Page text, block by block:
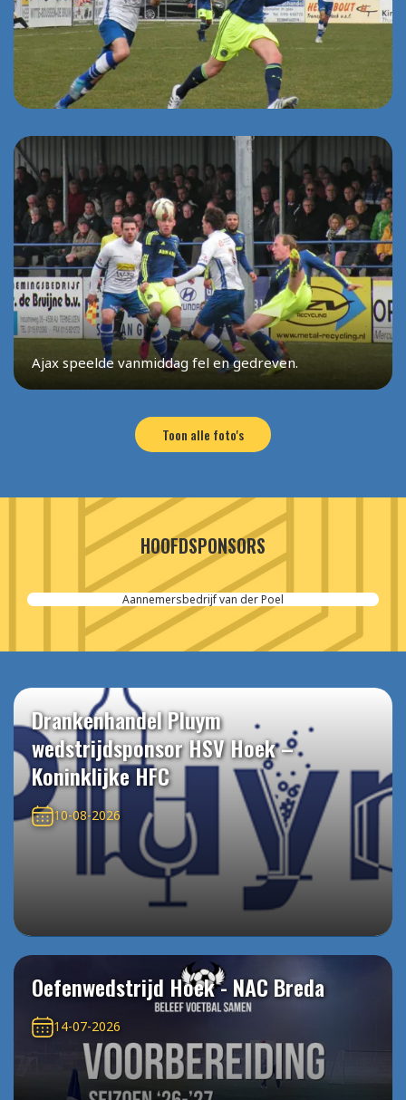
Ajax speelde vanmiddag fel en gedreven.
Toon alle foto's
HOOFDSPONSORS
Aannemersbedrijf van der Poel
Drankenhandel Pluym
wedstrijdsponsor HSV Hoek –
Koninklijke HFC
10-08-2026
Oefenwedstrijd Hoek - NAC Breda
14-07-2026